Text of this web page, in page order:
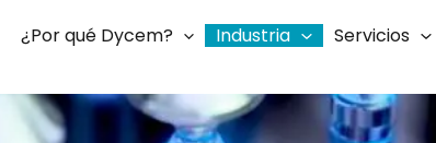
¿Por qué Dycem? Industria Servicios